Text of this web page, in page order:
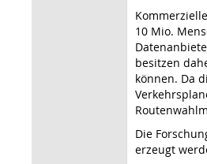
10 Mio.
besitzen
können. Da
Die
erzeugt